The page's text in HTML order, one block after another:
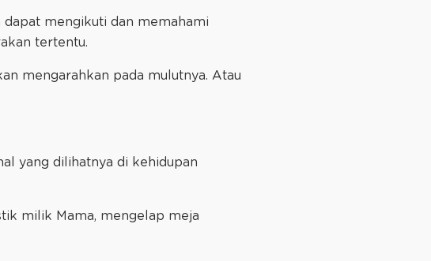
dapat mengikuti dan memahami
tertentu.
mengarahkan pada mulutnya. Atau
yang dilihatnya di kehidupan
milik Mama, mengelap meja